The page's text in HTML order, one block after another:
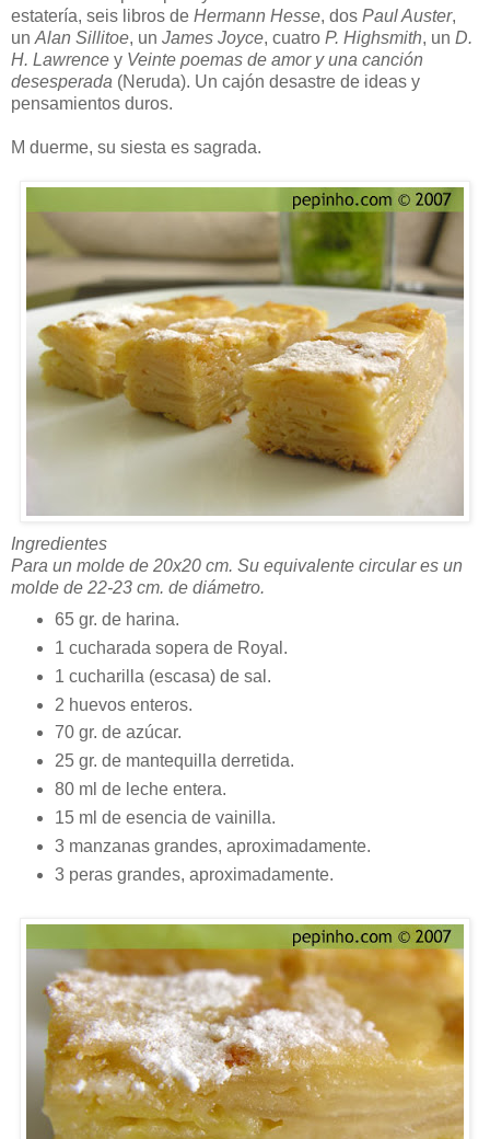
estatería, seis libros de Hermann Hesse, dos Paul Auster,
un Alan Sillitoe, un James Joyce, cuatro P. Highsmith, un D.
H. Lawrence y Veinte poemas de amor y una canción
desesperada (Neruda). Un cajón desastre de ideas y
pensamientos duros.
M duerme, su siesta es sagrada.
Ingredientes
Para un molde de 20x20 cm. Su equivalente circular es un
molde de 22-23 cm. de diámetro.
65 gr. de harina.
1 cucharada sopera de Royal.
1 cucharilla (escasa) de sal.
2 huevos enteros.
70 gr. de azúcar.
25 gr. de mantequilla derretida.
80 ml de leche entera.
15 ml de esencia de vainilla.
3 manzanas grandes, aproximadamente.
3 peras grandes, aproximadamente.